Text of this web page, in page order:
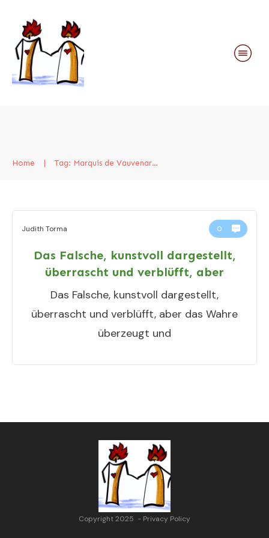
Home Tag: Marquis de Vauvenargues
Judith Torma 0
Das Falsche, kunstvoll dargestellt,
überrascht und verblüfft, aber
Das Falsche, kunstvoll dargestellt,
überrascht und verblüfft, aber das Wahre
überzeugt und
Copyright 2025 - Privacy Policy